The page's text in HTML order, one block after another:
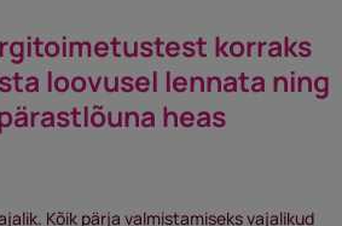
korraks
loovusel lennata ning
heas
Kõik pärja valmistamiseks vajalikud